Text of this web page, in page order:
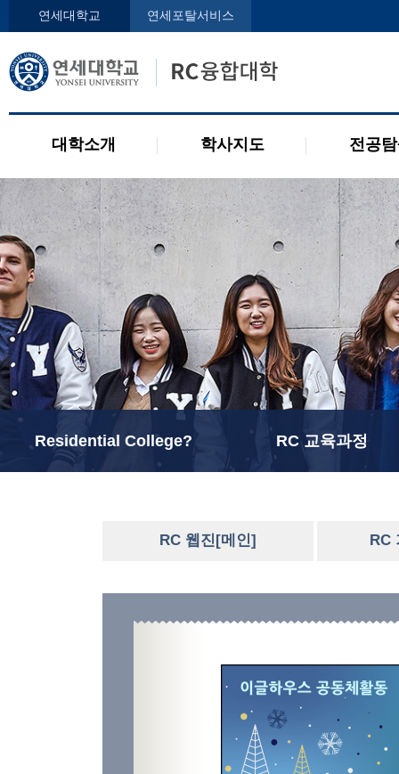
연세대학교 연세포탈서비스
대학소개 학사지도 전공
인사말
오시는 길
학사지도사
Residential College? RC 교육과정
RC 웹진[메인] RC